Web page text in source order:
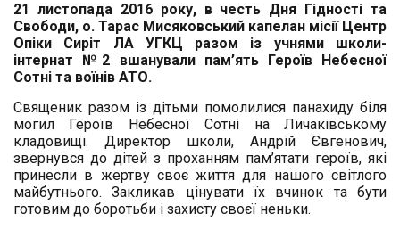
21 листопада 2016 року, в честь Дня Гідності та
Свободи, о. Тарас Мисяковський капелан місії Центр
Опіки Сиріт ЛА УГКЦ разом із учнями школи-
інтернат №2 вшанували пам’ять Героїв Небесної
Сотні та воїнів АТО.
Священик разом із дітьми помолилися панахиду біля
могил Героїв Небесної Сотні на Личаківському
кладовищі. Директор школи, Андрій Євгенович,
звернувся до дітей з проханням пам’ятати героїв, які
принесли в жертву своє життя для нашого світлого
майбутнього. Закликав цінувати їх вчинок та бути
готовим до боротьби і захисту своєї неньки.